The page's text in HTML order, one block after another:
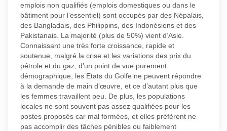
emplois non qualifiés (emplois domestiques ou dans le
bâtiment pour l’essentiel) sont occupés par des Népalais,
des Bangladais, des Philippins, des Indonésiens et des
Pakistanais. La majorité (plus de 50%) vient d’Asie.
Connaissant une très forte croissance, rapide et
soutenue, malgré la crise et les variations des prix du
pétrole et du gaz, d’un point de vue purement
démographique, les Etats du Golfe ne peuvent répondre
à la demande de main d’œuvre, et ce d’autant plus que
les femmes travaillent peu. De plus, les populations
locales ne sont souvent pas assez qualifiées pour les
postes proposés car mal formées, et elles préfèrent ne
pas accomplir des tâches pénibles ou faiblement